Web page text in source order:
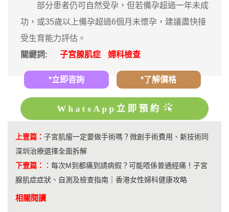
部分患者仍可自然受孕，但若備孕超過一年未成
功，或35歲以上備孕超過6個月未懷孕，建議盡快接
受生育能力評估。
關鍵詞:
子宮腺肌症 婦科檢查
*立即咨詢 *了解價格
WhatsApp立即預約
上壹篇： 子宮肌瘤一定要做手術嗎？微創手術費用、新技術同
深圳治療選擇全面拆解
下壹篇：
： 每次M到都痛到請病假？可能唔係普通經痛！子宮
腺肌症症狀、自測及檢查指南｜香港女性婦科健康攻略
相關閱讀